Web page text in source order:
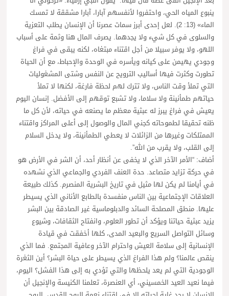
ينبوع المياه الحي، واحتفروا لأنفسهم آبارا، آبارا مشققة لا تمسك
الماء» (13: 2). لعل إحدى أبرز سمات عصرنا أن الإنسان يطلب التعزية
والسلوى في كل شيء ولا يجدهما. يصرف المال هنا وثمة على أسباب
اللهو، ولا يوفر سبيلا من أجل اقتناء مبتغاه، لكنه يبقى في فراغ
وجودي يهيمن على كيانه ويأسره في الوحدة والإحباط، مع أن الحياة
تطورت وكثرت فيها أساليب الترويح عن النفس وشتى المشغوليات
التي تملأ وقت الناس، ولا تترك لهم لحظة فارغة، لكنها لا تملأ
حياتهم طمأنينة ولا سلاما، ولا تشبع توقهم إلى الأفضل. إنسان اليوم
يعيش في فراغ يبرز له عبثية معظم ما يصنعه في حياته، لأن كل ما
ظنه تحقيقا لطموحاته كجني المال والوصول إلى أعلى المراكز واقتناء
الممتلكات وغيرها من الزائلات لا يعطي الطمأنينة، ولا يدخل السلام
إلى القلب، ولا يقرب من الله”.
أضاف: “الأمر الآخر الذي لا يخفى عن أنظار أحد، أن الشر في الأرض هو
في حركة تزايد متصاعد. حدة العنف الفردي والجماعي الذي نشهده
في أيامنا لم يكن لها مثيل في تاريخ البشرية المنصرم. كذلك طبيعة
العلاقات الإجتماعية بين الناس منفسدة بالطابع الأناني الذي يسيطر
عليها. منطق المصلحة السائد والدبلوماسية غير الصادقة بين البشر
يزيد عبثية حياتنا ويؤكد أن تطور العلوم، وانفتاح الثقافات، وشيوع
وسائل التواصل السريع والبعيد المدى، كلها أخفقت في قيادة
الإنسانية إلى سلامة العيش واحترام الآخر وعافية المجتمع. فما الذي
ينقص عالمنا؟ ولم هذا الفراغ الذي يسيطر على حياة البشر؟ أين الثغرة
الوجودية التي لم يعد يلحظها والتي تؤدي به إلى هذا الفشل؟ اليوم،
فيما نعيد العيد الخمسيني، أي العنصرة، تعلمنا الكنيسة والإنجيل أن